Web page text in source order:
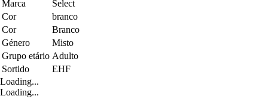
Marca
Select
Cor
branco
Cor
Branco
Género
Misto
Grupo etário Adulto
Sortido
EHF
Loading...
Loading...